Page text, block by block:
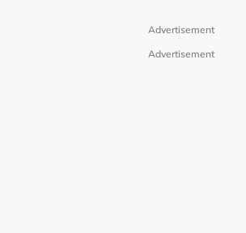
Advertisement
Advertisement